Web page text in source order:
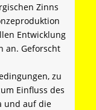
Zinns
Entwicklung
an. Geforscht
zu
Einfluss des
und auf die